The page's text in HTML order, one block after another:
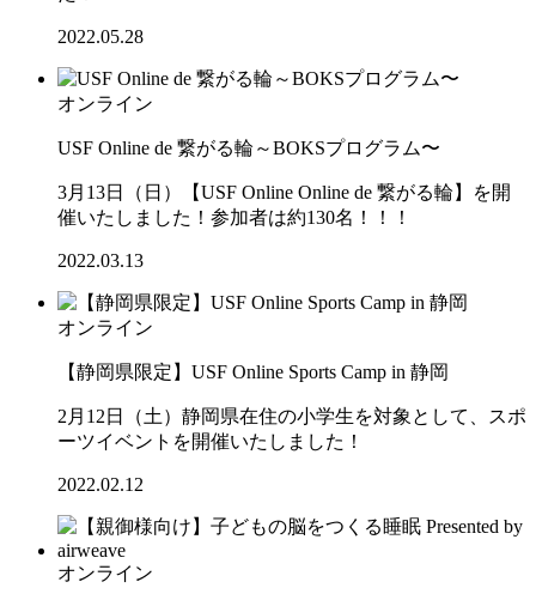
2022.05.28
オンライン
USF Online de 繋がる輪～BOKSプログラム〜
3月13日（日）【USF Online Online de 繋がる輪】を開
催いたしました！参加者は約130名！！！
2022.03.13
オンライン
【静岡県限定】USF Online Sports Camp in 静岡
2月12日（土）静岡県在住の小学生を対象として、スポ
ーツイベントを開催いたしました！
2022.02.12
オンライン